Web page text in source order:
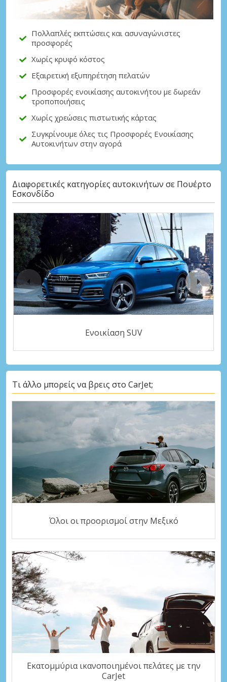
Πολλαπλές εκπτώσεις και ασυναγώνιστες
προσφορές
Χωρίς κρυφό κόστος
Εξαιρετική εξυπηρέτηση πελατών
Προσφορές ενοικίασης αυτοκινήτου με δωρεάν
τροποποιήσεις
Χωρίς χρεώσεις πιστωτικής κάρτας
Συγκρίνουμε όλες τις Προσφορές Ενοικίασης
Αυτοκινήτων στην αγορά
Διαφορετικές κατηγορίες αυτοκινήτων σε Πουέρτο
Εσκονδίδο
Ενοικίαση SUV
Τι άλλο μπορείς να βρεις στο CarJet;
Όλοι οι προορισμοί στην Μεξικό
Εκατομμύρια ικανοποιημένοι πελάτες με την
CarJet